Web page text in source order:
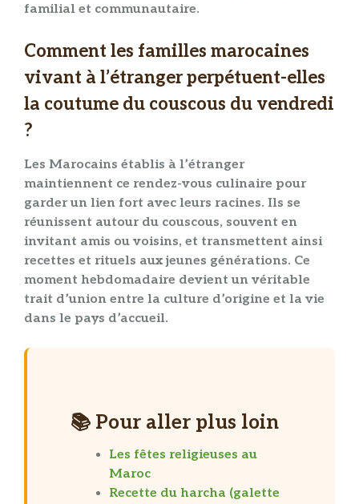
familial et communautaire.
Comment les familles marocaines
vivant à l’étranger perpétuent-elles
la coutume du couscous du vendredi
?
Les Marocains établis à l’étranger
maintiennent ce rendez-vous culinaire pour
garder un lien fort avec leurs racines. Ils se
réunissent autour du couscous, souvent en
invitant amis ou voisins, et transmettent ainsi
recettes et rituels aux jeunes générations. Ce
moment hebdomadaire devient un véritable
trait d’union entre la culture d’origine et la vie
dans le pays d’accueil.
📚 Pour aller plus loin
Les fêtes religieuses au
Maroc
Recette du harcha (galette